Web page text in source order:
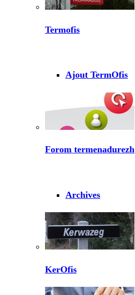
Termofis
Ajout TermOfis
Forom termenadurezh
Archives
KerOfis